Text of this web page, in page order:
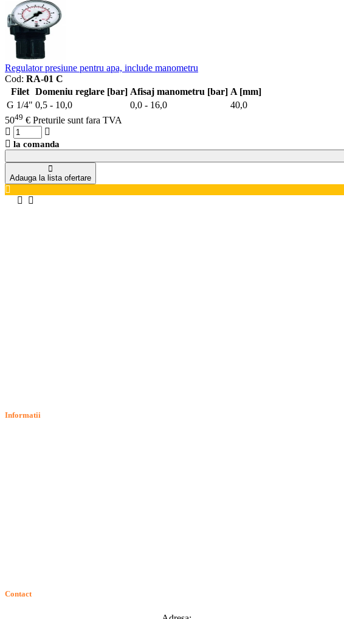
Regulator presiune pentru apa, include manometru
Cod: RA-01 C
Filet
Domeniu reglare [bar] Afisaj manometru [bar] A [mm]
G 1/4" 0,5 - 10,0 0,0 - 16,0
40,0
5049 € Preturile sunt fara TVA
la comanda
Adauga la lista ofertare
Informatii
Contact